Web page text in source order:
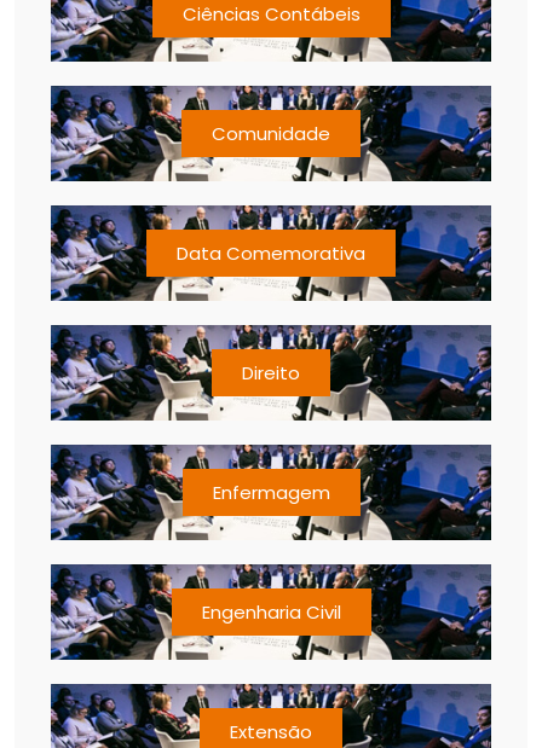
Ciências Contábeis
Comunidade
Data Comemorativa
Direito
Enfermagem
Engenharia Civil
Extensão